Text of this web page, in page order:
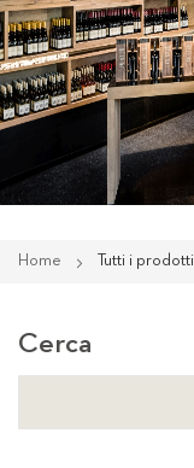
Home Tutti i prodotti
Cerca